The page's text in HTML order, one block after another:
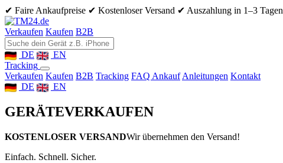
✔ Faire Ankaufpreise ✔ Kostenloser Versand ✔ Auszahlung in 1–3 Tagen
Verkaufen Kaufen B2B
DE
EN
Tracking
Verkaufen Kaufen B2B Tracking FAQ Ankauf Anleitungen Kontakt
DE
EN
GERÄTEVERKAUFEN
KOSTENLOSER VERSANDWir übernehmen den Versand!
Einfach. Schnell. Sicher.